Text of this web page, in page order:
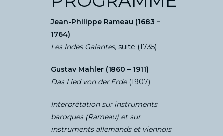
Jean-Philippe Rameau (1683 –
1764)
Les Indes Galantes, suite (1735)
Gustav Mahler (1860 – 1911)
Das Lied von der Erde (1907)
Interprétation sur instruments
baroques (Rameau) et sur
instruments allemands et viennois